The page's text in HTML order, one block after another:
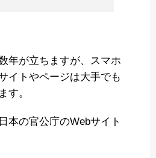
年が立ちますが、スマホ
イトやページは大手でも
す。
本の官公庁のWebサイト